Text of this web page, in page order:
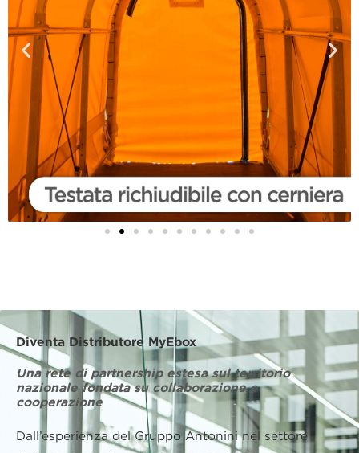
Diventa Distributore MyEbox
Una rete di partnership estesa sul territorio
nazionale fondata su collaborazione e
cooperazione
Dall’esperienza del Gruppo Antonini nel settore